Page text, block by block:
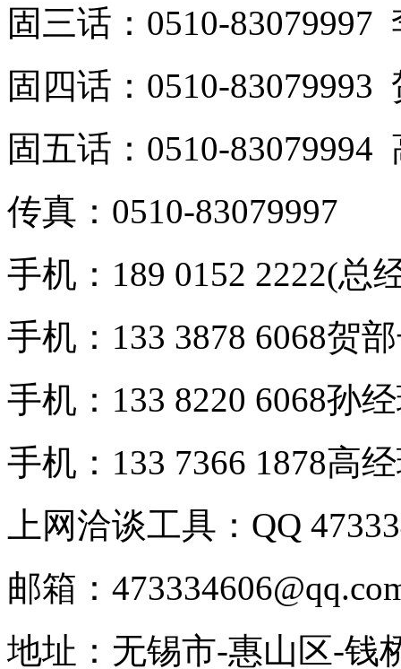
固三话：0510-83079997
固四话：0510-83079993
固五话：0510-83079994
传真：0510-83079997
手机：189 0152 2222(总
手机：133 3878 6068贺
手机：133 8220 6068孙
手机：133 7366 1878高
上网洽谈工具：QQ
邮箱：
地址：无锡市-惠山区-钱